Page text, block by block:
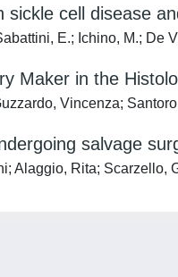
sickle cell disease
E.; Ichino, M.; De
Maker in the
Vincenza;
salvage
Alaggio, Rita;